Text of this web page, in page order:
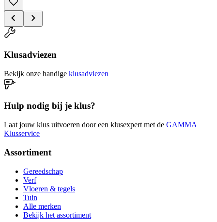
Klusadviezen
Bekijk onze handige klusadviezen
Hulp nodig bij je klus?
Laat jouw klus uitvoeren door een klusexpert met de GAMMA
Klusservice
Assortiment
Gereedschap
Verf
Vloeren & tegels
Tuin
Alle merken
Bekijk het assortiment